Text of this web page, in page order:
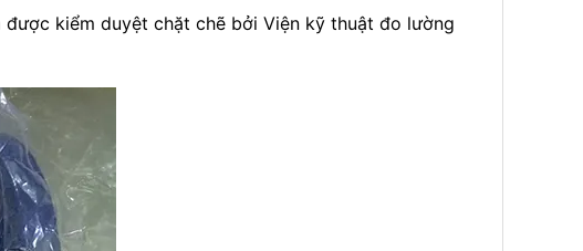
kiểm duyệt chặt chẽ bởi Viện kỹ thuật đo lường